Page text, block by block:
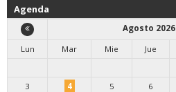
Agenda
Agosto 2026
Lun
Mar Mie Jue
3
4 5 6